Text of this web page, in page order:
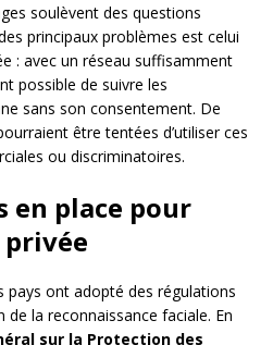
soulèvent des questions
principaux problèmes est celui
: avec un réseau suffisamment
possible de suivre les
sans son consentement. De
être tentées d’utiliser ces
ou discriminatoires.
en place pour
pays ont adopté des régulations
de la reconnaissance faciale. En
sur la Protection des